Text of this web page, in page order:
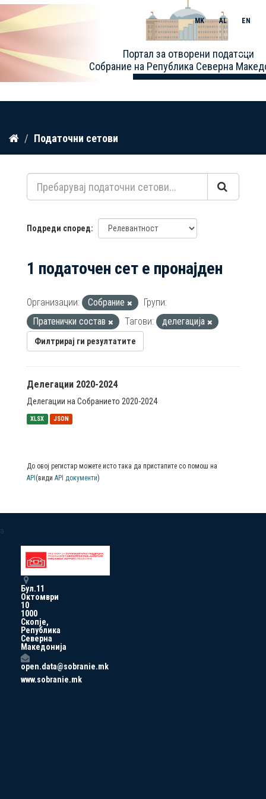
Прескокнете
содржина
Портал за отворени податоци
Собрание на Република Северна
MK AL EN
Toggle
Податочни сетови
Подреди според
1 податочен сет е пронајден
Организации: Собрание
Групи:
Пратенички состав
Тагови: делегација
Филтрирај ги резултатите
Делегации 2020-2024
Делегации на Собранието 2020-2024
XLSX JSON
До овој регистар можете исто така да пристапите со помош на
API (види API документи)
a
Бул.11
Октомври
10
1000
Скопје,
Република
Северна
Македонија
open.data@sobranie.mk
www.sobranie.mk